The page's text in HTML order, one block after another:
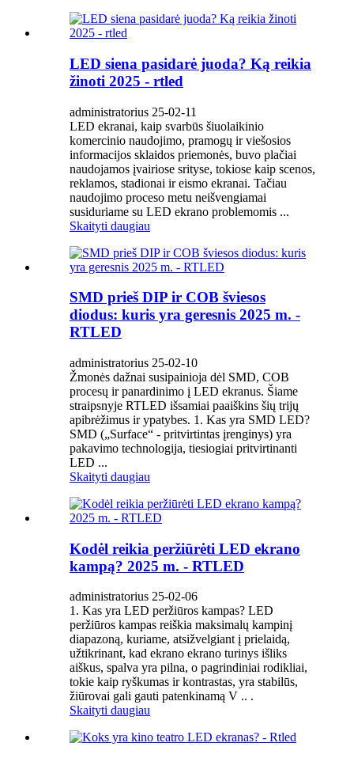
LED siena pasidarė juoda? Ką reikia
žinoti 2025 - rtled
administratorius 25-02-11
LED ekranai, kaip svarbūs šiuolaikinio
komercinio naudojimo, pramogų ir viešosios
informacijos sklaidos priemonės, buvo plačiai
naudojamos įvairiose srityse, tokiose kaip scenos,
reklamos, stadionai ir eismo ekranai. Tačiau
naudojimo proceso metu neišvengiamai
susiduriame su LED ekrano problemomis ...
Skaityti daugiau
SMD prieš DIP ir COB šviesos
diodus: kuris yra geresnis 2025 m. -
RTLED
administratorius 25-02-10
Žmonės dažnai susipainioja dėl SMD, COB
procesų ir panardinimo į LED ekranus. Šiame
straipsnyje RTLED išsamiai paaiškins šių trijų
apibrėžimus ir ypatybes. 1. Kas yra SMD LED?
SMD („Surface“ - pritvirtintas įrenginys) yra
pakavimo technologija, tiesiogiai pritvirtinanti
LED ...
Skaityti daugiau
Kodėl reikia peržiūrėti LED ekrano
kampą? 2025 m. - RTLED
administratorius 25-02-06
1. Kas yra LED peržiūros kampas? LED
peržiūros kampas reiškia maksimalų kampinį
diapazoną, kuriame, atsižvelgiant į prielaidą,
užtikrinant, kad ekrano ekrano turinys išliks
aiškus, spalva yra pilna, o pagrindiniai rodikliai,
tokie kaip ryškumas ir kontrastas, yra stabilūs,
žiūrovai gali gauti patenkinamą V .. .
Skaityti daugiau